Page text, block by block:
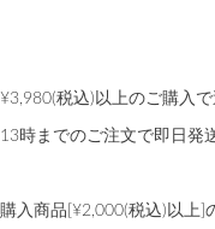
¥3,980(税込)以上のご購入
13時までのご注文で即日発
購入商品[¥2,000(税込)以上]